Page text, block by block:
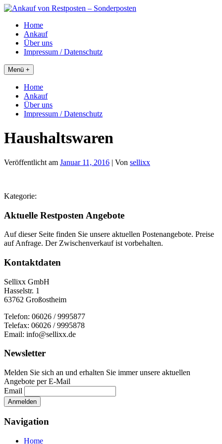
Skip
contentHome
Ankauf
Über uns
Impressum / Datenschutz
Menü +
Home
Ankauf
Über uns
Impressum / Datenschutz
Haushaltswaren
Veröffentlicht am Januar 11, 2016 | Von sellixx
Kategorie:
Aktuelle Restposten Angebote
Auf dieser Seite finden Sie unsere aktuellen Postenangebote. Preise
auf Anfrage. Der Zwischenverkauf ist vorbehalten.
Kontaktdaten
Sellixx GmbH
Hasselstr. 1
63762 Großostheim
Telefon: 06026 / 9995877
Telefax: 06026 / 9995878
Email: info@sellixx.de
Newsletter
Melden Sie sich an und erhalten Sie immer unsere aktuellen
Angebote per E-Mail
Email
Navigation
Home